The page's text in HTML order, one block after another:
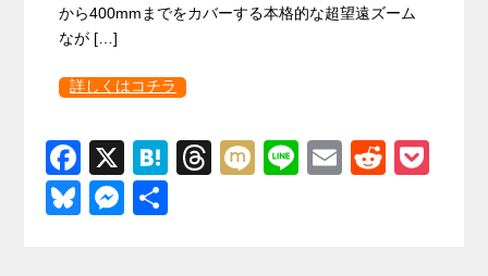
から400mmまでをカバーする本格的な超望遠ズーム
なが […]
詳しくはコチラ
F
a
c
X
H
T
M
Li
E
R
Bl
M